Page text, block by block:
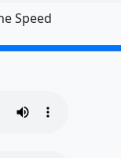
Speed